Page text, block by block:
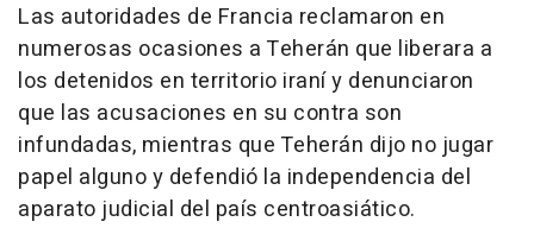
Las autoridades de Francia reclamaron en
numerosas ocasiones a Teherán que liberara a
los detenidos en territorio iraní y denunciaron
que las acusaciones en su contra son
infundadas, mientras que Teherán dijo no jugar
papel alguno y defendió la independencia del
aparato judicial del país centroasiático.